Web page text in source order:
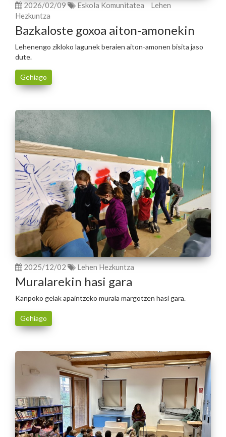
2026/02/09 Eskola Komunitatea
Lehen
Hezkuntza
Bazkaloste goxoa aiton-amonekin
Lehenengo zikloko lagunek beraien aiton-amonen bisita jaso
dute.
Gehiago
2025/12/02 Lehen Hezkuntza
Muralarekin hasi gara
Kanpoko gelak apaintzeko murala margotzen hasi gara.
Gehiago